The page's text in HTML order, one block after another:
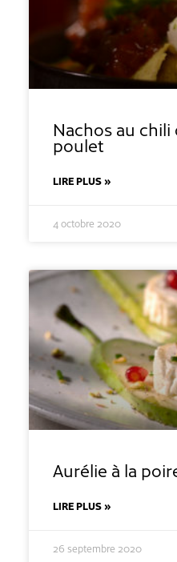
Nachos au
poulet
LIRE PLUS »
4 octobre 2020
Aurélie à la
LIRE PLUS »
26 septembre 2020